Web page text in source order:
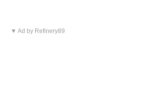
▼ Ad by Refinery89